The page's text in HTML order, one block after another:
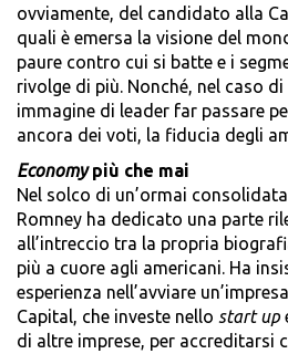
ovviamente, del candidato alla
quali è emersa la visione del
paure contro cui si batte e i
rivolge di più. Nonché, nel caso
immagine di leader far passare
ancora dei voti, la fiducia degli
Economypiù che mai
Nel solco di un’ormai
Romney ha dedicato una parte
all’intreccio tra la propria
più a cuore agli americani. Ha
esperienza nell’avviare
Capital, che investe nello start up
di altre imprese, per accreditarsi